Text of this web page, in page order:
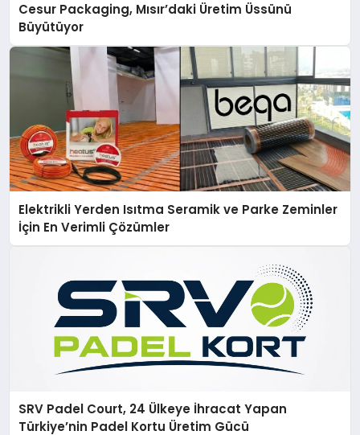
Cesur Packaging, Mısır’daki Üretim Üssünü
Büyütüyor
Elektrikli Yerden Isıtma Seramik ve Parke Zeminler
İçin En Verimli Çözümler
SRV Padel Court, 24 Ülkeye İhracat Yapan
Türkiye’nin Padel Kortu Üretim Gücü